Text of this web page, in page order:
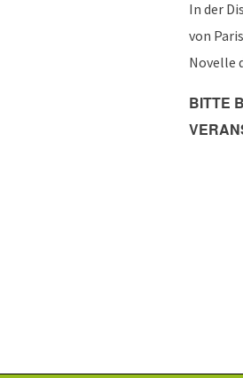
In der
von
Novelle
BITTE